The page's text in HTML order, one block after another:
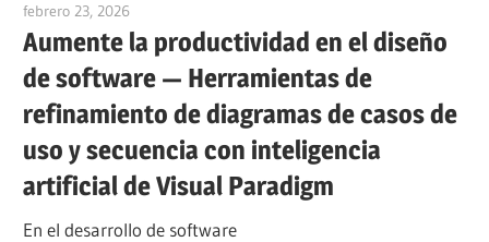
febrero 23, 2026
Aumente la productividad en el diseño
de software — Herramientas de
refinamiento de diagramas de casos de
uso y secuencia con inteligencia
artificial de Visual Paradigm
En el desarrollo de software